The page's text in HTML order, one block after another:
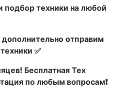
подбор техники на любой
отправим
✅
Бесплатная Тех
по любым вопросам❗